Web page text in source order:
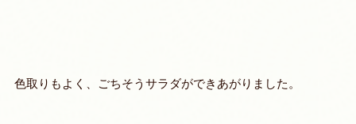
色取りもよく、ごちそうサラダができあがりました。